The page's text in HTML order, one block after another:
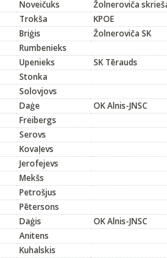
Noveičuks
Žolneroviča
Trokša
KPOE
Briģis
Žolneroviča SK
Rumbenieks
Upenieks
SK Tērauds
Stonka
Solovjovs
Daģe
OK Alnis-JNSC
Freibergs
Serovs
Kovaļevs
Jerofejevs
Mekšs
Petrošjus
Pētersons
Daģis
OK Alnis-JNSC
Anitens
Kuhalskis